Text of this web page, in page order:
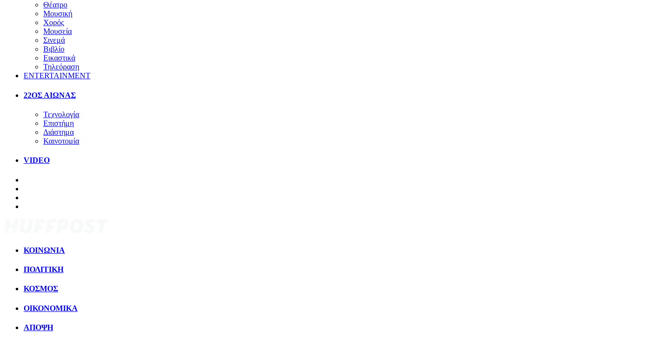
Θέατρο
Μουσική
Χορός
Μουσεία
Σινεμά
Βιβλίο
Εικαστικά
Τηλεόραση
ENTERTAINMENT
22ΟΣ ΑΙΩΝΑΣ
Τεχνολογία
Επιστήμη
Διάστημα
Καινοτομία
VIDEO
ΚΟΙΝΩΝΙΑ
ΠΟΛΙΤΙΚΗ
ΚΟΣΜΟΣ
ΟΙΚΟΝΟΜΙΚΑ
ΑΠΟΨΗ